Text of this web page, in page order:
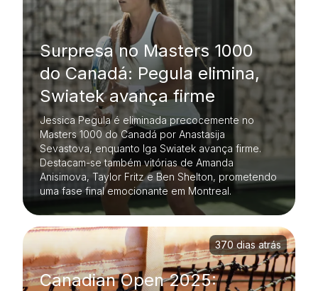
Surpresa no Masters 1000
do Canadá: Pegula elimina,
Swiatek avança firme
Jessica Pegula é eliminada precocemente no
Masters 1000 do Canadá por Anastasija
Sevastova, enquanto Iga Swiatek avança firme.
Destacam-se também vitórias de Amanda
Anisimova, Taylor Fritz e Ben Shelton, prometendo
uma fase final emocionante em Montreal.
Canadian Open 2025:
370 dias atrás